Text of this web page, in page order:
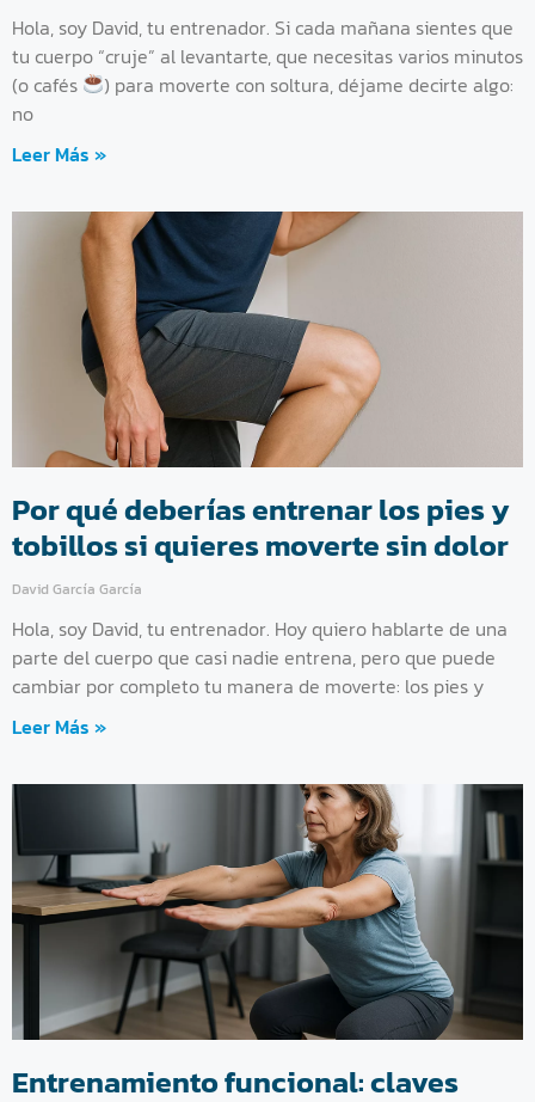
Hola, soy David, tu entrenador. Si cada mañana sientes que
tu cuerpo “cruje” al levantarte, que necesitas varios minutos
(o cafés
) para moverte con soltura, déjame decirte algo:
no
Leer Más »
Por qué deberías entrenar los pies y
tobillos si quieres moverte sin dolor
David García García
Hola, soy David, tu entrenador. Hoy quiero hablarte de una
parte del cuerpo que casi nadie entrena, pero que puede
cambiar por completo tu manera de moverte: los pies y
Leer Más »
Entrenamiento funcional: claves